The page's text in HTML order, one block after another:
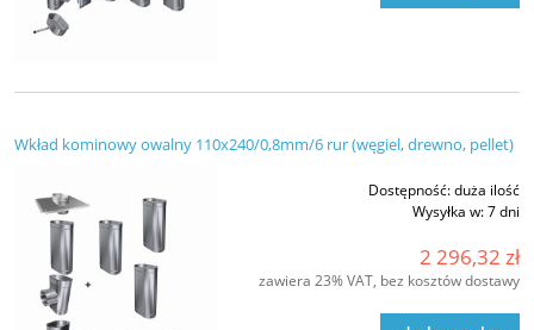
Wkład kominowy owalny 110x240/0,8mm/6 rur (węgiel, drewno, pellet)
Dostępność:duża ilość
Wysyłka w:7 dni
2 296,32 zł
zawiera 23% VAT, bez kosztów dostawy